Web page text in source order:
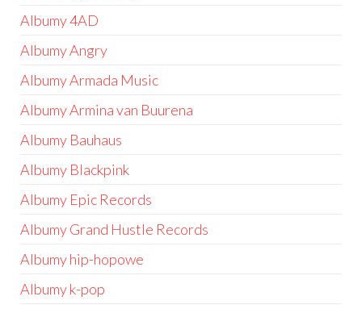
Albumy 4AD
Albumy Angry
Albumy Armada Music
Albumy Armina van Buurena
Albumy Bauhaus
Albumy Blackpink
Albumy Epic Records
Albumy Grand Hustle Records
Albumy hip-hopowe
Albumy k-pop